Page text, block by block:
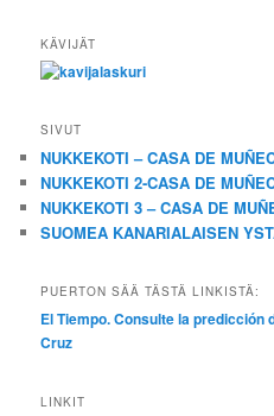
KÄVIJÄT
SIVUT
NUKKEKOTI – CASA DE
NUKKEKOTI 2-CASA DE
NUKKEKOTI 3 – CASA DE
SUOMEA KANARIALAISEN
PUERTON SÄÄ TÄSTÄ LINKISTÄ:
El Tiempo. Consulte la predicción
Cruz
LINKIT